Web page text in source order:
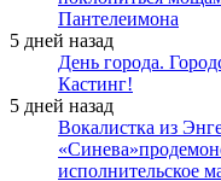
Пантелеимона
5 дней назад
День города.
Кастинг!
5 дней назад
Вокалистка из
исполнительское